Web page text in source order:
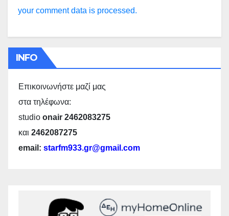
your comment data is processed.
INFO
Επικοινωνήστε μαζί μας
στα τηλέφωνα:
studio onair 2462083275
και 2462087275
email: starfm933.gr@gmail.com